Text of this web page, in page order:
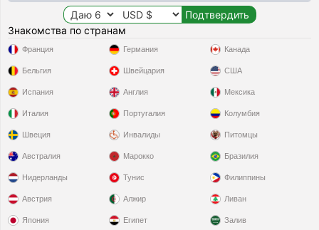
Знакомства по странам
Франция
Бельгия
Испания
Италия
Швеция
Германия
Швейцария
Англия
Португалия
Инвалиды
Канада
США
Мексика
Колумбия
Питомцы
Австралия
Нидерланды
Австрия
Япония
Марокко
Тунис
Алжир
Египет
Бразилия
Филиппины
Ливан
Залив